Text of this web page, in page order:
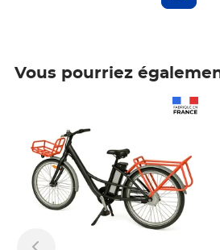
Vous pourriez